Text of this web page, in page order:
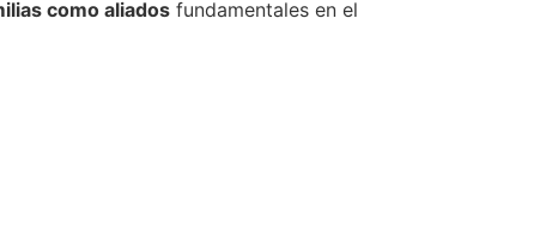
como aliados fundamentales en el